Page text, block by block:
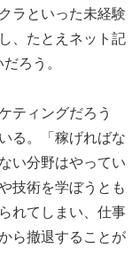
ラといった未経験
、たとえネット記
ろう。
ティングだろう
る。「稼げればな
い分野はやってい
技術を学ぼうとも
れてしまい、仕事
ら撤退することが